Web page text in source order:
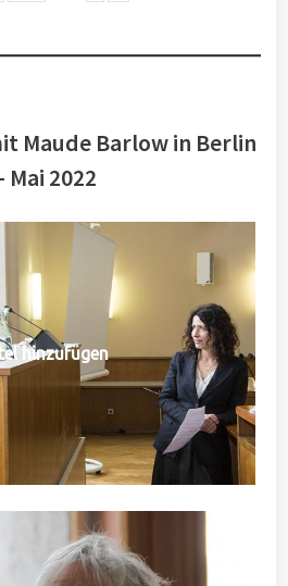
Maude Barlow in Berlin
Mai 2022
hinzufügen